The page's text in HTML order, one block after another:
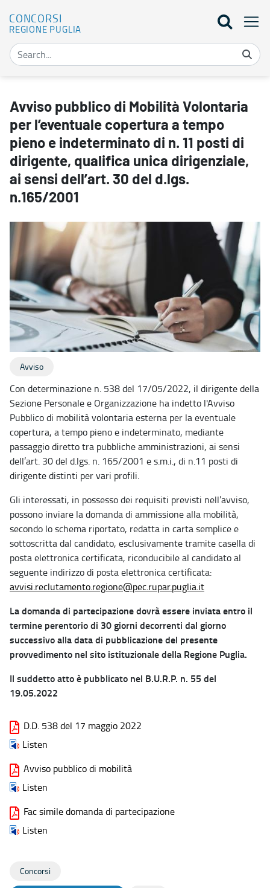
CONCORSI
REGIONE PUGLIA
Avviso pubblico di Mobilità Volontaria
per l’eventuale copertura a tempo
pieno e indeterminato di n. 11 posti di
dirigente, qualifica unica dirigenziale,
ai sensi dell’art. 30 del d.lgs.
n.165/2001
Avviso
Con determinazione n. 538 del 17/05/2022, il dirigente della
Sezione Personale e Organizzazione ha indetto l'Avviso
Pubblico di mobilità volontaria esterna per la eventuale
copertura, a tempo pieno e indeterminato, mediante
passaggio diretto tra pubbliche amministrazioni, ai sensi
dell’art. 30 del d.lgs. n. 165/2001 e s.m.i., di n.11 posti di
dirigente distinti per vari profili.
Gli interessati, in possesso dei requisiti previsti nell’avviso,
possono inviare la domanda di ammissione alla mobilità,
secondo lo schema riportato, redatta in carta semplice e
sottoscritta dal candidato, esclusivamente tramite casella di
posta elettronica certificata, riconducibile al candidato al
seguente indirizzo di posta elettronica certificata:
avvisi.reclutamento.regione@pec.rupar.puglia.it
La domanda di partecipazione dovrà essere inviata entro il
termine perentorio di 30 giorni decorrenti dal giorno
successivo alla data di pubblicazione del presente
provvedimento nel sito istituzionale della Regione Puglia.
Il suddetto atto è pubblicato nel B.U.R.P. n. 55 del
19.05.2022
D.D. 538 del 17 maggio 2022
Listen
Avviso pubblico di mobilità
Listen
Fac simile domanda di partecipazione
Listen
Concorsi